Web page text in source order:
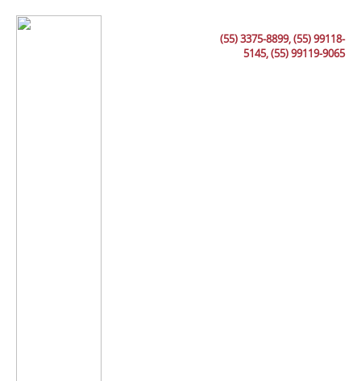
(55) 3375-8899, (55) 99118-
5145, (55) 99119-9065